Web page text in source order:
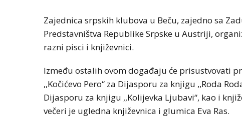
Zajednica srpskih klubova u Beču, zajedno sa
Predstavništva Republike Srpske u Austriji,
razni pisci i književnici.
Između ostalih ovom događaju će prisustvovati
,,Kočićevo Pero“ za Dijasporu za knjigu ,,Roda
Dijasporu za knjigu ,,Kolijevka Ljubavi“, kao i
večeri je ugledna književnica i glumica Eva Ras.